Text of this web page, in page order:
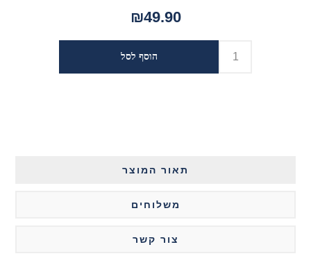
₪49.90
תאור המוצר
משלוחים
צור קשר